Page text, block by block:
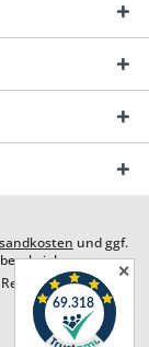
und ggf.
Design by
✕